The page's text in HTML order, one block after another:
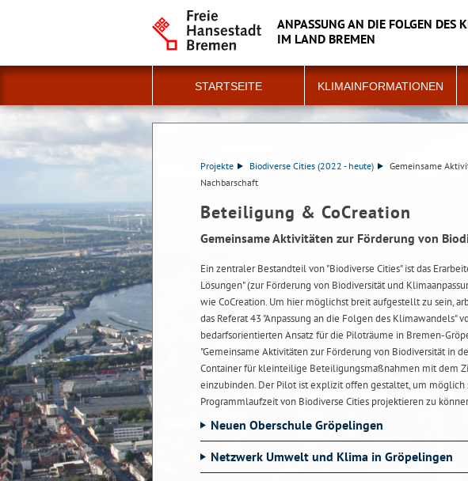
ANPASSUNG AN DIE FOLGEN DES
IM LAND BREMEN
STARTSEITE KLIMAINFORMATIONEN
Projekte Biodiverse Cities (2022 - heute)
Gemeinsame
Nachbarschaft
Beteiligung & CoCreation
Gemeinsame Aktivitäten zur Förderung von
Ein zentraler Bestandteil von "Biodiverse Cities" ist das
Lösungen" (zur Förderung von Biodiversität und
wie CoCreation. Um hier möglichst breit aufgestellt zu sein,
das Referat 43 "Anpassung an die Folgen des Klimawandels"
bedarfsorientierten Ansatz für die Piloträume in Bremen-
"Gemeinsame Aktivitäten zur Förderung von Biodiversität in
Container für kleinteilige Beteiligungsmaßnahmen mit dem
einzubinden. Der Pilot ist explizit offen gestaltet, um
Programmlaufzeit von Biodiverse Cities projektieren zu
Neuen Oberschule Gröpelingen
Netzwerk Umwelt und Klima in Gröpelingen